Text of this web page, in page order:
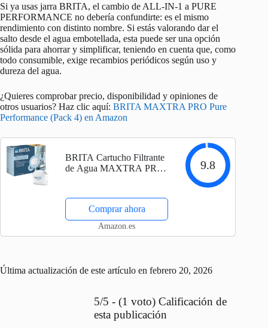
Si ya usas jarra BRITA, el cambio de ALL-IN-1 a PURE
PERFORMANCE no debería confundirte: es el mismo
rendimiento con distinto nombre. Si estás valorando dar el
salto desde el agua embotellada, esta puede ser una opción
sólida para ahorrar y simplificar, teniendo en cuenta que, como
todo consumible, exige recambios periódicos según uso y
dureza del agua.
¿Quieres comprobar precio, disponibilidad y opiniones de
otros usuarios? Haz clic aquí: BRITA MAXTRA PRO Pure
Performance (Pack 4) en Amazon
BRITA Cartucho Filtrante
de Agua MAXTRA PRO
para todas las jarras BRITA
para agua de sabor puro -…
9.8
Comprar ahora
Amazon.es
Última actualización de este artículo en febrero 20, 2026
5/5 - (1 voto) Calificación de
esta publicación